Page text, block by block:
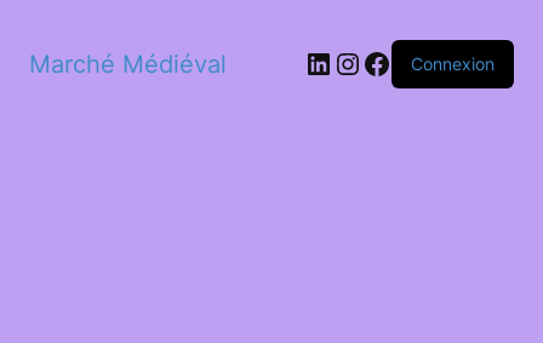
Marché Médiéval LinkedIn
Instagram
Facebook
Connexion